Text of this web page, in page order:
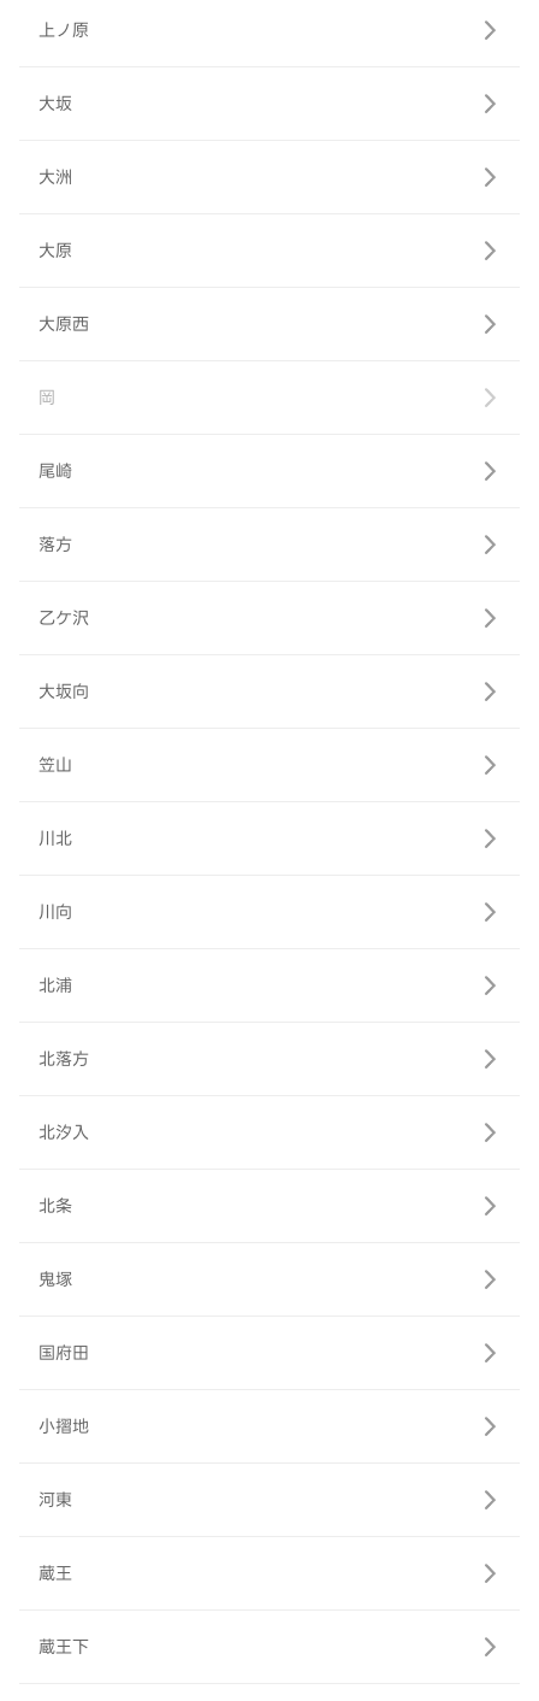
上ノ原
大坂
大洲
大原
大原西
岡
尾崎
落方
乙ケ沢
大坂向
笠山
川北
川向
北浦
北落方
北汐入
北条
鬼塚
国府田
小摺地
河東
蔵王
蔵王下